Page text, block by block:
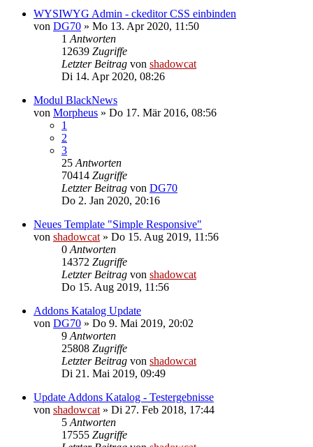
WYSIWYG Admin - ckeditor CSS einbinden
von DG70 » Mo 13. Apr 2020, 11:50
1 Antworten
12639 Zugriffe
Letzter Beitrag von shadowcat
Di 14. Apr 2020, 08:26
Modul BlackNews
von Morpheus » Do 17. Mär 2016, 08:56
1
2
3
25 Antworten
70414 Zugriffe
Letzter Beitrag von DG70
Do 2. Jan 2020, 20:16
Neues Template "Simple Responsive"
von shadowcat » Do 15. Aug 2019, 11:56
0 Antworten
14372 Zugriffe
Letzter Beitrag von shadowcat
Do 15. Aug 2019, 11:56
Addons Katalog Update
von DG70 » Do 9. Mai 2019, 20:02
9 Antworten
25808 Zugriffe
Letzter Beitrag von shadowcat
Di 21. Mai 2019, 09:49
Update Addons Katalog - Testergebnisse
von shadowcat » Di 27. Feb 2018, 17:44
5 Antworten
17555 Zugriffe